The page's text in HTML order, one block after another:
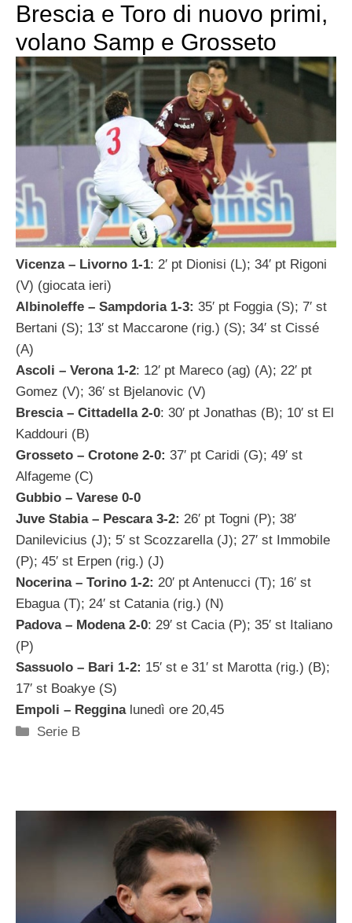
Brescia e Toro di nuovo primi,
volano Samp e Grosseto
Vicenza – Livorno 1-1: 2′ pt Dionisi (L); 34′ pt Rigoni
(V) (giocata ieri)
Albinoleffe – Sampdoria 1-3: 35′ pt Foggia (S); 7′ st
Bertani (S); 13′ st Maccarone (rig.) (S); 34′ st Cissé
(A)
Ascoli – Verona 1-2: 12′ pt Mareco (ag) (A); 22′ pt
Gomez (V); 36′ st Bjelanovic (V)
Brescia – Cittadella 2-0: 30′ pt Jonathas (B); 10′ st El
Kaddouri (B)
Grosseto – Crotone 2-0: 37′ pt Caridi (G); 49′ st
Alfageme (C)
Gubbio – Varese 0-0
Juve Stabia – Pescara 3-2: 26′ pt Togni (P); 38′
Danilevicius (J); 5′ st Scozzarella (J); 27′ st Immobile
(P); 45′ st Erpen (rig.) (J)
Nocerina – Torino 1-2: 20′ pt Antenucci (T); 16′ st
Ebagua (T); 24′ st Catania (rig.) (N)
Padova – Modena 2-0: 29′ st Cacia (P); 35′ st Italiano
(P)
Sassuolo – Bari 1-2: 15′ st e 31′ st Marotta (rig.) (B);
17′ st Boakye (S)
Empoli – Regginalunedì ore 20,45
Categorie
Serie B